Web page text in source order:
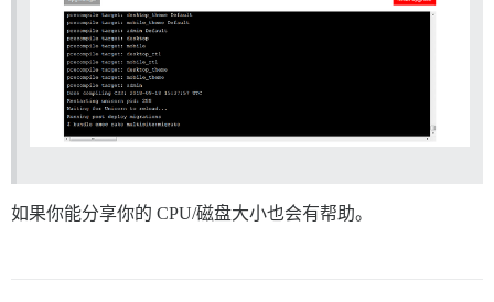
如果你能分享你的 CPU/磁盘大小也会有帮助。